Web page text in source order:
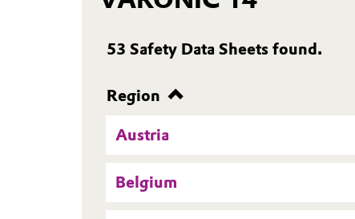
53 Safety Data Sheets found.
Region
Austria
Belgium